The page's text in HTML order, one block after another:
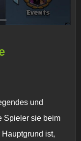
und
Spieler sie beim
ist,